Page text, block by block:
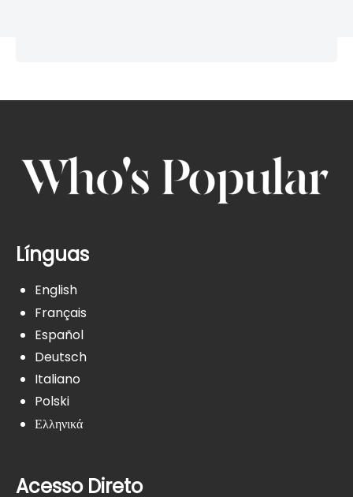
Línguas
English
Français
Español
Deutsch
Italiano
Polski
Ελληνικά
Acesso Direto